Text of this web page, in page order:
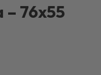
76x55